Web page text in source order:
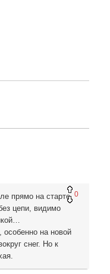
0
прямо на старте.
цепи, видимо
особенно на новой
снег. Но к